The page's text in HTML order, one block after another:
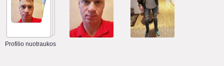
Profilio nuotraukos